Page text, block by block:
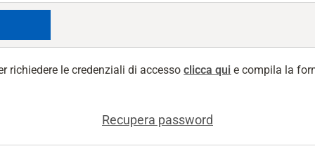
richiedere le credenziali di accessoclicca qui e compila la
Recupera password